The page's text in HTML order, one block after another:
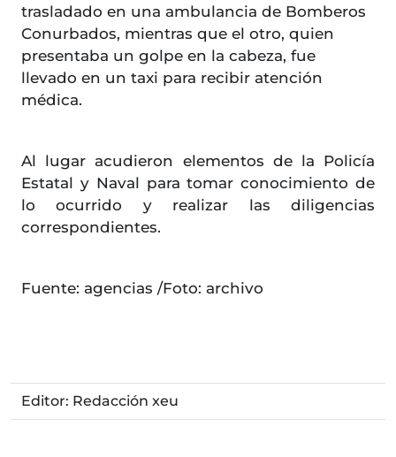
trasladado en una ambulancia de Bomberos
Conurbados, mientras que el otro, quien
presentaba un golpe en la cabeza, fue
llevado en un taxi para recibir atención
médica.
Al lugar acudieron elementos de la Policía
Estatal y Naval para tomar conocimiento de
lo ocurrido y realizar las diligencias
correspondientes.
Fuente: agencias /Foto: archivo
Editor: Redacción xeu